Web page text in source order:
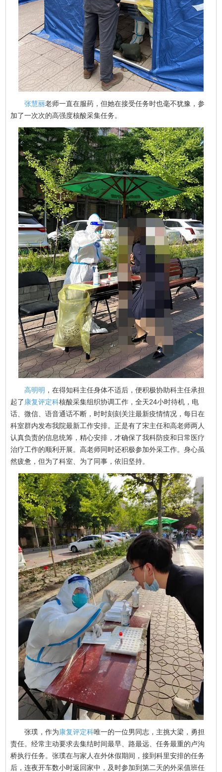
张慧丽老师一直在服药，但她在接受任务时也毫不犹豫，参
加了一次次的高强度核酸采集任务。
高明明 ，在得知科主任身体不适后，便积极协助科主任承担
起了康复评定科核酸采集组织协调工作，全天24小时待机，电
话、微信、语音通话不断，时时刻刻关注最新疫情情况，每日在
科室群内发布我院最新工作安排。正是有了宋主任和高老师两人
认真负责的信息统筹，精心安排，才确保了我科防疫和日常医疗
治疗工作的顺利开展。高老师同时还积极参加外采工作。身心虽
然疲惫，但为了科室、为了同事，依旧坚持。
张璞，作为康复评定科唯一的一位男同志，主挑大梁，勇担
责任。经常主动要求去集结时间最早、路最远、任务最重的卢沟
桥执行任务。张璞在与家人在外休假期间，接到科里安排的任务
后，连夜开车数小时返回家中，及时参加到第二天的外采值班任